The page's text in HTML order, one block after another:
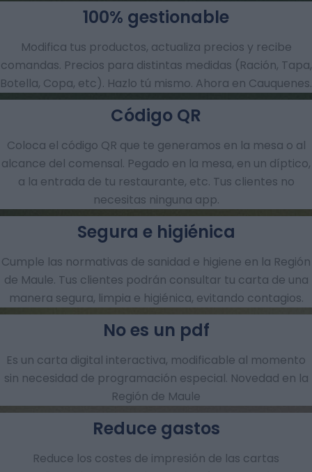
Modifica tus productos, actualiza precios y recibe
comandas.​ Precios para distintas medidas (Ración, Tapa,
Botella, Copa, etc). Hazlo tú mismo. Ahora en Cauquenes.
100% gestionable
Coloca el código QR que te generamos en la mesa o al
alcance del comensal. Pegado en la mesa, en un díptico,
a la entrada de tu restaurante, etc. Tus clientes no
necesitas ninguna app.
Código QR
Cumple las normativas de sanidad e higiene en la Región
de Maule. Tus clientes podrán consultar tu carta de una
manera segura, limpia e higiénica, evitando contagios.
Segura e higiénica
Es un carta digital interactiva, modificable al momento
sin necesidad de programación especial. Novedad en la
Región de Maule
No es un pdf
Reduce los costes de impresión de las cartas
Reduce gastos